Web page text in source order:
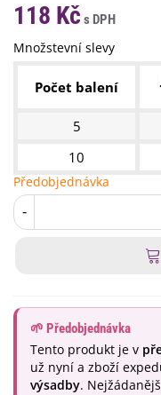
118 Kč
Množstevní slevy
Počet balení
5
10
Předobjednávka
-
🌱 Předobjednávka
Tento produkt je v
už nyní a zboží
výsadby.